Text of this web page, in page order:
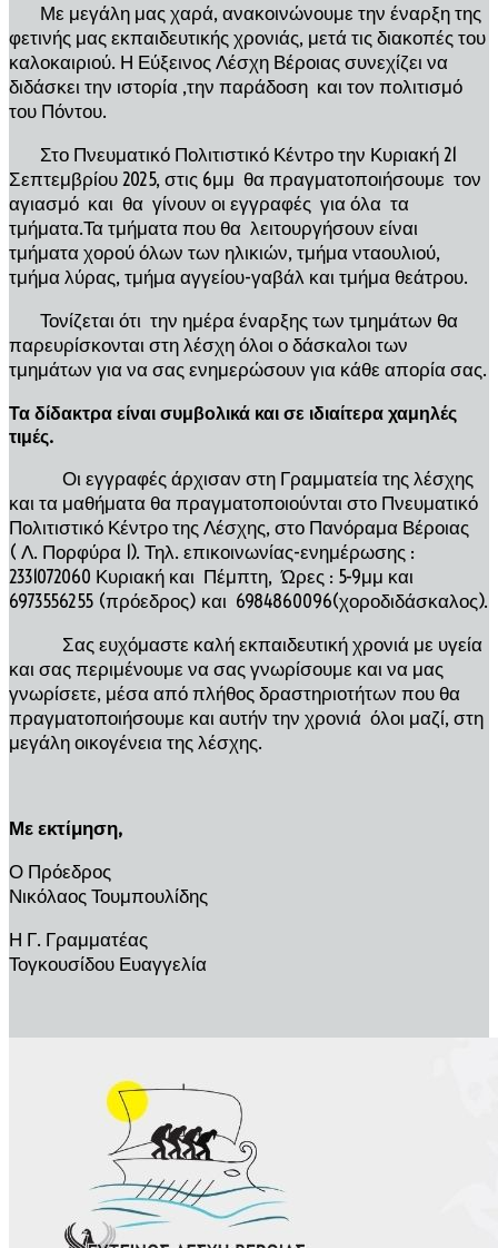
Με μεγάλη μας χαρά, ανακοινώνουμε την έναρξη της
φετινής μας εκπαιδευτικής χρονιάς, μετά τις διακοπές του
καλοκαιριού. Η Εύξεινος Λέσχη Βέροιας συνεχίζει να
διδάσκει την ιστορία ,την παράδοση και τον πολιτισμό
του Πόντου.
Στο Πνευματικό Πολιτιστικό Κέντρο την Κυριακή 21
Σεπτεμβρίου 2025, στις 6μμ θα πραγματοποιήσουμε τον
αγιασμό και θα γίνουν οι εγγραφές για όλα τα
τμήματα.Τα τμήματα που θα λειτουργήσουν είναι
τμήματα χορού όλων των ηλικιών, τμήμα νταουλιού,
τμήμα λύρας, τμήμα αγγείου-γαβάλ και τμήμα θεάτρου.
Τονίζεται ότι την ημέρα έναρξης των τμημάτων θα
παρευρίσκονται στη λέσχη όλοι ο δάσκαλοι των
τμημάτων για να σας ενημερώσουν για κάθε απορία σας.
Τα δίδακτρα είναι συμβολικά και σε ιδιαίτερα χαμηλές
τιμές.
Οι εγγραφές άρχισαν στη Γραμματεία της λέσχης
και τα μαθήματα θα πραγματοποιούνται στο Πνευματικό
Πολιτιστικό Κέντρο της Λέσχης, στο Πανόραμα Βέροιας
( Λ. Πορφύρα 1). Τηλ. επικοινωνίας-ενημέρωσης :
2331072060 Κυριακή και Πέμπτη, Ώρες : 5-9μμ και
6973556255 (πρόεδρος) και 6984860096(χοροδιδάσκαλος).
Σας ευχόμαστε καλή εκπαιδευτική χρονιά με υγεία
και σας περιμένουμε να σας γνωρίσουμε και να μας
γνωρίσετε, μέσα από πλήθος δραστηριοτήτων που θα
πραγματοποιήσουμε και αυτήν την χρονιά όλοι μαζί, στη
μεγάλη οικογένεια της λέσχης.
Με εκτίμηση,
Ο Πρόεδρος
Νικόλαος Τουμπουλίδης
Η Γ. Γραμματέας
Τογκουσίδου Ευαγγελία